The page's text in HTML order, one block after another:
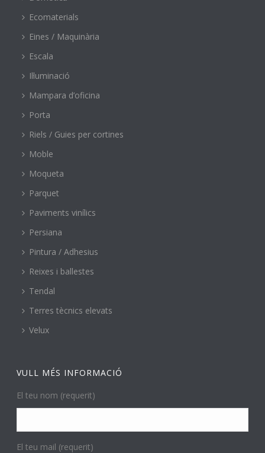
Ecomaterials
Eines / Maquinària
Escala
Il·luminació
Mampara d’oficina
Porta
Riels / Guies per cortines
Moble
Moqueta
Parquet
Paviments vinílics
Persiana
Pintura / Adhesius
Reixes i ballestes
Tendal
Terres tècnics elevats
Velux
VULL MÉS INFORMACIÓ
El teu nom (requerit)
El teu mail (requerit)